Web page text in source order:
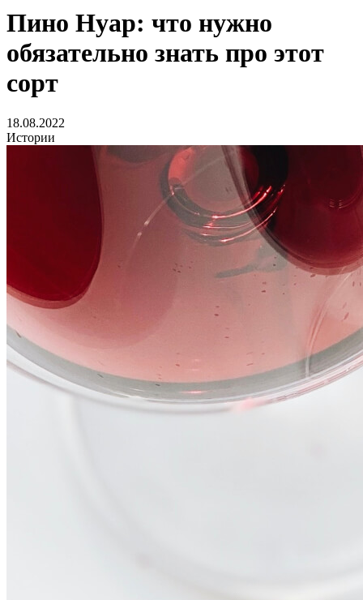
Пино Нуар: что нужно
обязательно знать про этот
сорт
18.08.2022
Истории